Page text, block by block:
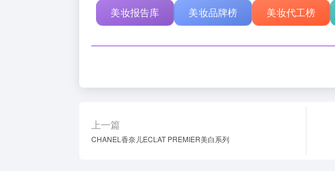
美妆报告库 美妆品牌榜 美妆代工榜
上一篇
CHANEL香奈儿ECLAT PREMIER美白系列